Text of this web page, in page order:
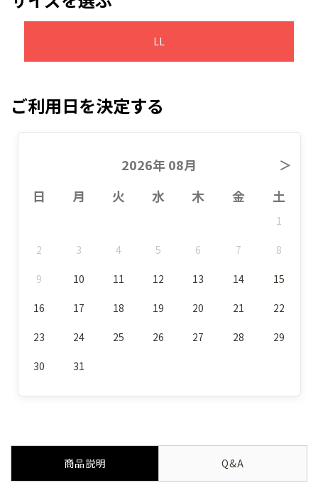
LL
ご利用日を決定する
2026年 08月
＞
日
月 火 水 木 金 土
1
2 3 4 5 6 7 8
9 10 11 12 13 14 15
16 17 18 19 20 21 22
23 24 25 26 27 28 29
30 31
商品説明 Q&A